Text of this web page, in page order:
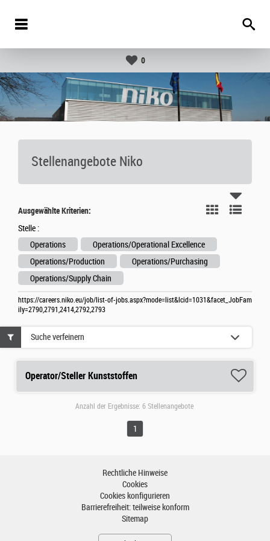
0
Stellenangebote Niko
Ausgewählte Kriterien:
Stelle :
Operations
Operations/Operational Excellence
Operations/Production
Operations/Purchasing
Operations/Supply Chain
https://careers.niko.eu/job/list-of-jobs.aspx?mode=list&lcid=1031&facet_JobFam
ily=2790,2791,2414,2792,2793
Operator/Steller Kunststoffen
Suche verfeinern
Anzahl der Ergebnisse: 6 Stellenangebote
1
Rechtliche Hinweise
Cookies
Cookies konfigurieren
Barrierefreiheit: teilweise konform
Sitemap